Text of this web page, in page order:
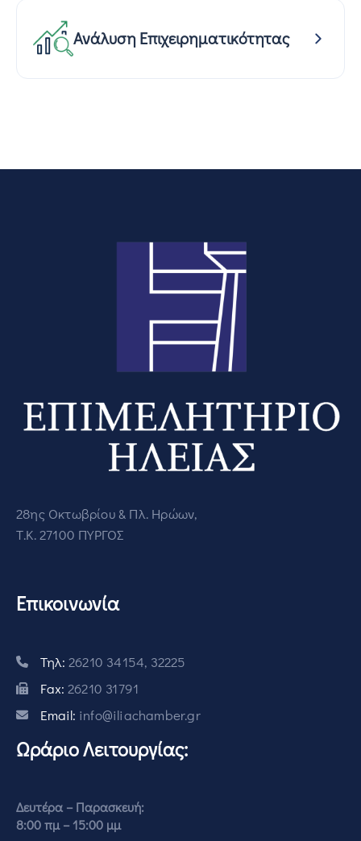
Ανάλυση Επιχειρηματικότητας
28ης Οκτωβρίου & Πλ. Ηρώων,
Τ.Κ. 27100 ΠΥΡΓΟΣ
Επικοινωνία
Τηλ: 26210 34154, 32225
Fax: 26210 31791
Email: info@iliachamber.gr
Ωράριο Λειτουργίας:
Δευτέρα – Παρασκευή:
8:00 πμ – 15:00 μμ